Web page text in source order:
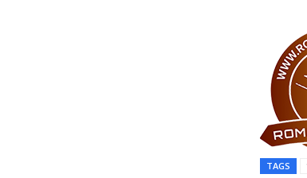
TAGS